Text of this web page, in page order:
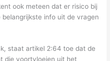
ook meteen dat er risico bij
info uit de vragen
staat artikel 2:64 toe dat de
die voortvloeien uit het